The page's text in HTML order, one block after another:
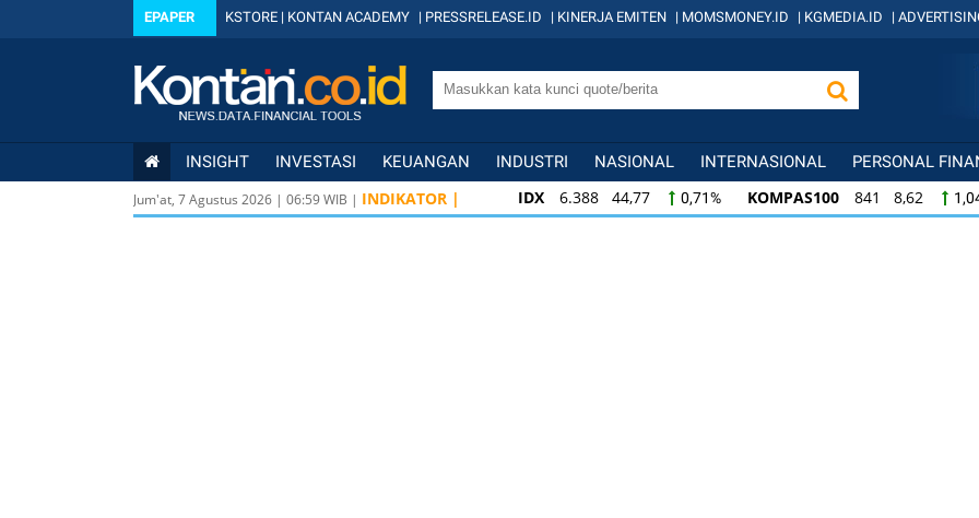
EPAPER KSTORE | KONTAN ACADEMY | PRESSRELEASE.ID | KINERJA EMITEN | MOMSMONEY.ID | KGMEDIA.ID |
INSIGHT INVESTASI KEUANGAN INDUSTRI NASIONAL INTERNASIONAL PERSONAL
Jum'at, 7 Agustus 2026 | 06:59WIB | INDIKATOR | IDX 6.388 44,77 0,71% KOMPAS100 841 8,62
KOMPAS100 841 8,62 1,04% LQ45 638 7,02 1,11%